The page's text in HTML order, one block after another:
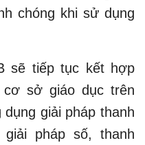
chóng khi sử dụng
sẽ tiếp tục kết hợp
sở giáo dục trên
giải pháp thanh
pháp số, thanh